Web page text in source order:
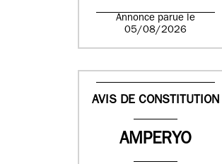
Annonce parue le
05/08/2026
AVIS DE CONSTITUTION
AMPERYO